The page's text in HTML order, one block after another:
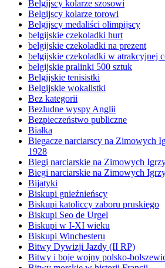
Belgijscy kolarze szosowi
Belgijscy kolarze torowi
Belgijscy medaliści olimpijscy
belgijskie czekoladki hurt
belgijskie czekoladki na prezent
belgijskie czekoladki w atrakcyjnej
belgijskie pralinki 500 sztuk
Belgijskie tenisistki
Belgijskie wokalistki
Bez kategorii
Bezludne wyspy Anglii
Bezpieczeństwo publiczne
Białka
Biegacze narciarscy na Zimowych
1928
Biegi narciarskie na Zimowych
Biegi narciarskie na Zimowych
Bijatyki
Biskupi gnieźnieńscy
Biskupi katoliccy zaboru pruskiego
Biskupi Seo de Urgel
Biskupi w I-XI wieku
Biskupi Winchesteru
Bitwy Dywizji Jazdy (II RP)
Bitwy i boje wojny polsko-